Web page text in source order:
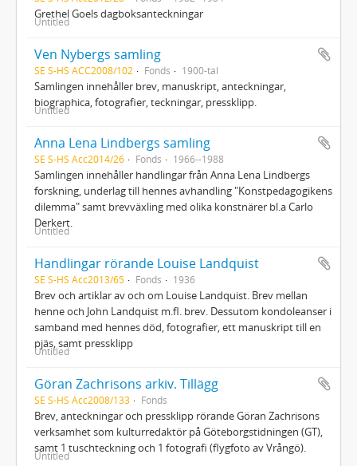
Grethel Goels dagboksanteckningar
Untitled
Ven Nybergs samling
SE S-HS ACC2008/102 Fonds 1900-tal
Samlingen innehåller brev, manuskript, anteckningar,
biographica, fotografier, teckningar, pressklipp.
Untitled
Anna Lena Lindbergs samling
SE S-HS Acc2014/26 Fonds 1966--1988
Samlingen innehåller handlingar från Anna Lena Lindbergs
forskning, underlag till hennes avhandling "Konstpedagogikens
dilemma" samt brevväxling med olika konstnärer bl.a Carlo
Derkert.
Untitled
Handlingar rörande Louise Landquist
SE S-HS Acc2013/65 Fonds 1936
Brev och artiklar av och om Louise Landquist. Brev mellan
henne och John Landquist m.fl. brev. Dessutom kondoleanser i
samband med hennes död, fotografier, ett manuskript till en
pjäs, samt pressklipp
Untitled
Göran Zachrisons arkiv. Tillägg
SE S-HS Acc2008/133 Fonds
Brev, anteckningar och pressklipp rörande Göran Zachrisons
verksamhet som kulturredaktör på Göteborgstidningen (GT),
samt 1 tuschteckning och 1 fotografi (flygfoto av Vrångö).
Untitled